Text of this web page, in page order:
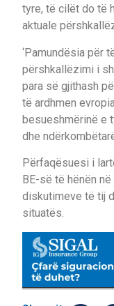
tyre, të cilët do të
aktuale
‘Pamundësia për
përshkallëzimi i
para së gjithash
të ardhmen
besueshmërinë e
dhe
Përfaqësuesi i
BE-së të hënën
diskutimeve të tij
situatës.